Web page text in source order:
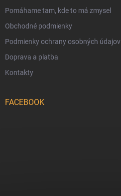
Pomáhame tam, kde to má zmysel
Obchodné podmienky
Podmienky ochrany osobných údajov
Doprava a platba
Kontakty
FACEBOOK